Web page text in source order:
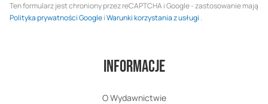
Ten formularz jest chroniony przez reCAPTCHA i Google - zastosowanie mają
Polityka prywatności GoogleiWarunki korzystania z usługi .
Informacje
O Wydawnictwie